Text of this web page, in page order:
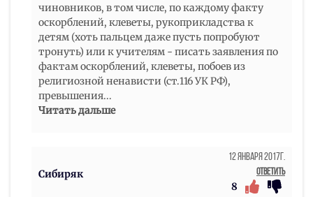
чиновников, в том числе, по каждому факту
оскорблений, клеветы, рукоприкладства к
детям (хоть пальцем даже пусть попробуют
тронуть) или к учителям - писать заявления по
фактам оскорблений, клеветы, побоев из
религиозной ненависти (ст.116 УК РФ),
превышения...
Читать дальше
Сибиряк
12 Января 2017г.
Ответить
8